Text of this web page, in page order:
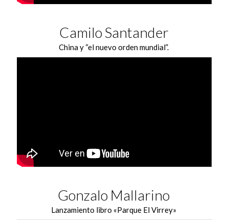
Camilo Santander
China y “el nuevo orden mundial”.
Gonzalo Mallarino
Lanzamiento libro «Parque El Virrey»